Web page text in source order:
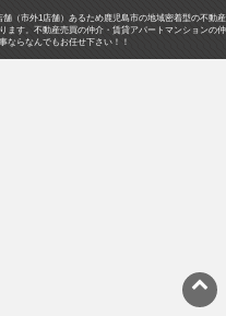
（市外1店舗）あるため鹿児島市の地域密着型の不動産
ます。不動産売買の仲介・賃貸アパートマンションの仲
ならなんでもお任せ下さい！！